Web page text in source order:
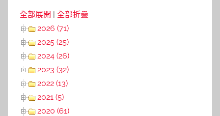
全部展開 | 全部折疊
2026 (71)
2025 (25)
2024 (26)
2023 (32)
2022 (13)
2021 (5)
2020 (61)